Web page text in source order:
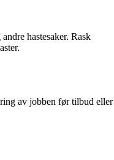
hastesaker. Rask
av jobben før tilbud eller